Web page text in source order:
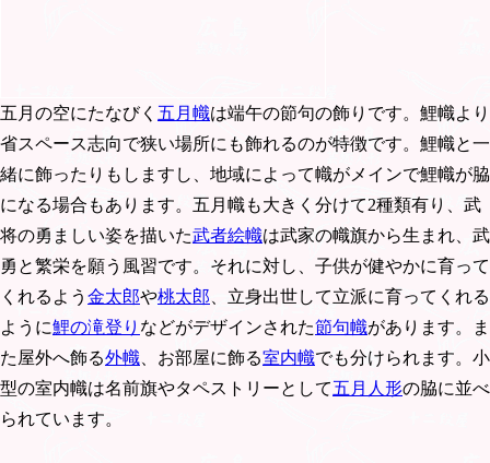
五月の空にたなびく 五月幟は端午の節句の飾りです。鯉幟より
省スペース志向で狭い場所にも飾れるのが特徴です。鯉幟と一
緒に飾ったりもしますし、地域によって幟がメインで鯉幟が脇
になる場合もあります。五月幟も大きく分けて2種類有り、武
将の勇ましい姿を描いた武者絵幟は武家の幟旗から生まれ、武
勇と繁栄を願う風習です。それに対し、子供が健やかに育って
くれるよう 金太郎や桃太郎、立身出世して立派に育ってくれる
ように鯉の滝登り などがデザインされた節句幟があります。ま
た屋外へ飾る外幟 、お部屋に飾る室内幟でも分けられます。小
型の室内幟は名前旗やタペストリーとして五月人形の脇に並べ
られています。